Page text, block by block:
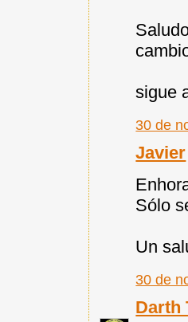
sigue
30 de
Javier
Sólo
Un
30 de
Darth